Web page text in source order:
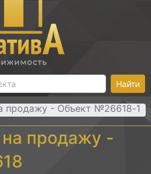
Найти
1-к квартиры на продажу - Объект №26618
продажу -